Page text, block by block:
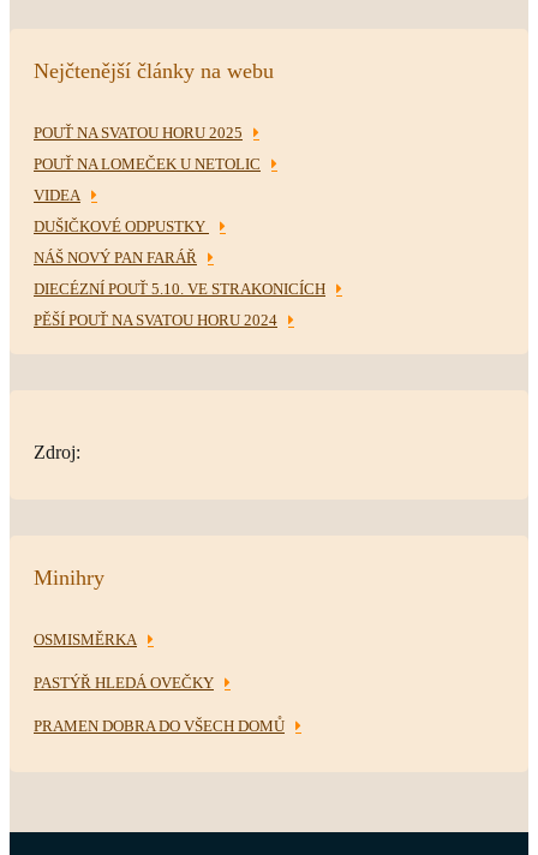
Nejčtenější články na webu
POUŤ NA SVATOU HORU 2025
POUŤ NA LOMEČEK U NETOLIC
VIDEA
DUŠIČKOVÉ ODPUSTKY
NÁŠ NOVÝ PAN FARÁŘ
DIECÉZNÍ POUŤ 5.10. VE STRAKONICÍCH
PĚŠÍ POUŤ NA SVATOU HORU 2024
Zdroj:
Minihry
OSMISMĚRKA
PASTÝŘ HLEDÁ OVEČKY
PRAMEN DOBRA DO VŠECH DOMŮ